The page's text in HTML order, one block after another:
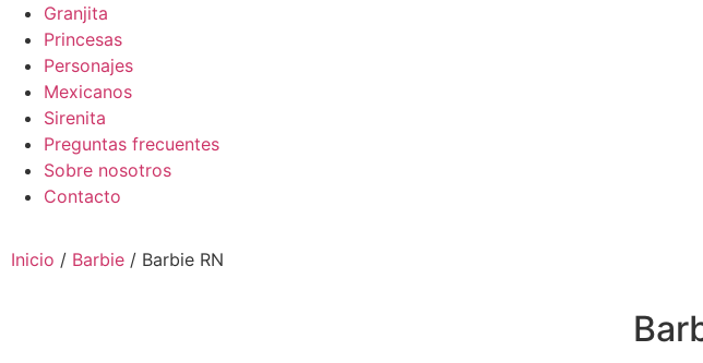
Granjita
Princesas
Personajes
Mexicanos
Sirenita
Preguntas frecuentes
Sobre nosotros
Contacto
Inicio / Barbie / Barbie RN